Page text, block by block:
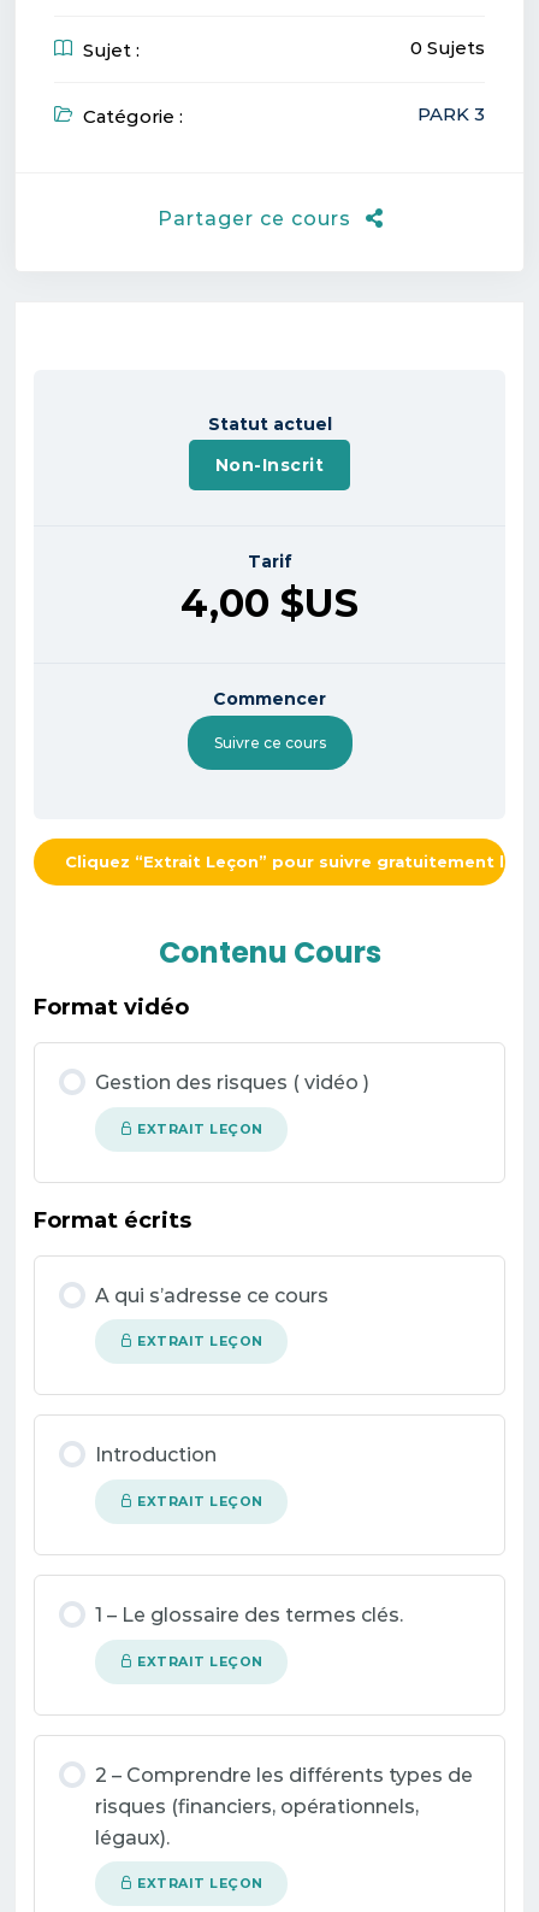
Statut actuel
Non-Inscrit
Tarif
4,00 $US
Commencer
Suivre ce cours
Cliquez “Extrait Leçon” pour suivre gratuitement le
Contenu Cours
Format vidéo
Gestion des risques ( vidéo )
EXTRAIT LEÇON
Format écrits
A qui s’adresse ce cours
EXTRAIT LEÇON
Introduction
EXTRAIT LEÇON
1 – Le glossaire des termes clés.
EXTRAIT LEÇON
2 – Comprendre les différents types de
risques (financiers, opérationnels,
légaux).
EXTRAIT LEÇON
Sujet : 0 Sujets
Catégorie : PARK 3
Partager ce cours